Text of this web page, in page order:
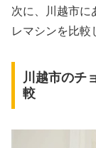
次に、川越市に
レマシンを比較
川越市のチ
較